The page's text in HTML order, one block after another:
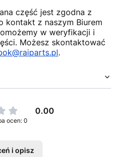
część jest zgodna z
kontakt z naszym Biurem
w weryfikacji i
Możesz skontaktować
.
0.00
ocen: 0
i opisz